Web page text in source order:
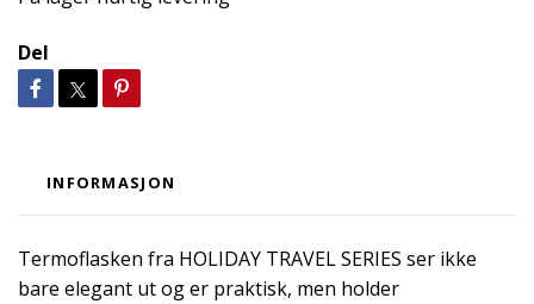
Del
INFORMASJON
Termoflasken fra HOLIDAY TRAVEL SERIES ser ikke
bare elegant ut og er praktisk, men holder